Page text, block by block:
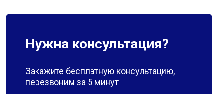
Нужна консультация?
Закажите бесплатную консультацию,
перезвоним за 5 минут